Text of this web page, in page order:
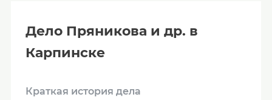
Дело Пряникова и др. в
Карпинске
Краткая история дела